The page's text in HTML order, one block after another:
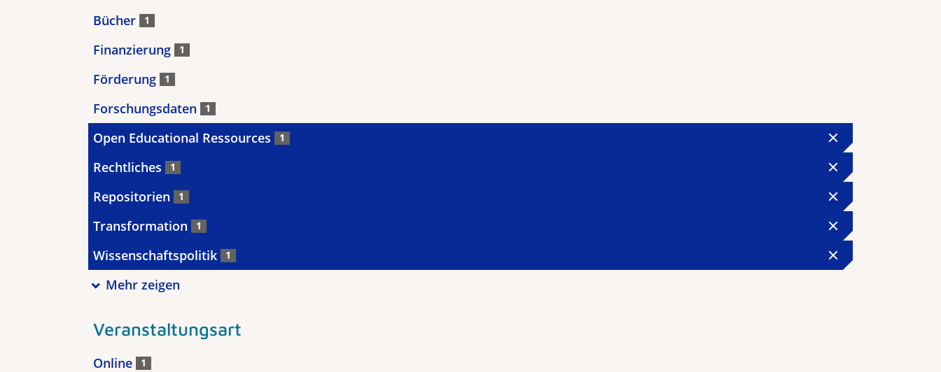
Bücher 1
Finanzierung 1
Förderung 1
Forschungsdaten 1
Open Educational Ressources 1
Rechtliches 1
Repositorien 1
Transformation 1
Wissenschaftspolitik 1
Mehr zeigen
Veranstaltungsart
Online 1